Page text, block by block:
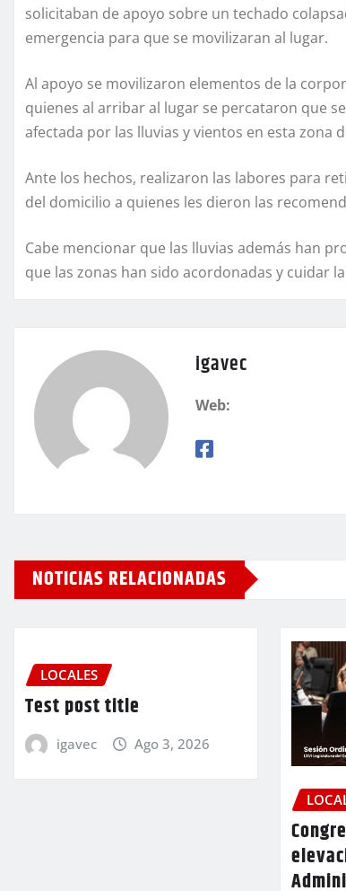
solicitaban de apoyo sobre un techado
emergencia para que se movilizaran al lugar.
Al apoyo se movilizaron elementos de la
quienes al arribar al lugar se percataron que
afectada por las lluvias y vientos en esta zona
Ante los hechos, realizaron las labores para
del domicilio a quienes les dieron las
Cabe mencionar que las lluvias además han
que las zonas han sido acordonadas y cuidar
igavec
Web:
NOTICIAS RELACIONADAS
LOCALES
Test post title
igavec Ago 3, 2026